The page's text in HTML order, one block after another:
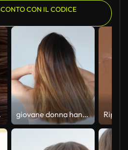
CON IL CODICE
flui giovane donna hanno problemi di perdita di capelli